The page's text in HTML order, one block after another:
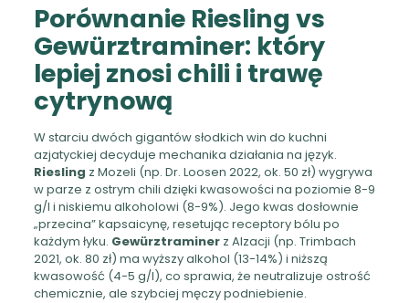
Porównanie Riesling vs
Gewürztraminer: który
lepiej znosi chili i trawę
cytrynową
W starciu dwóch gigantów słodkich win do kuchni
azjatyckiej decyduje mechanika działania na język.
Riesling z Mozeli (np. Dr. Loosen 2022, ok. 50 zł) wygrywa
w parze z ostrym chili dzięki kwasowości na poziomie 8-9
g/l i niskiemu alkoholowi (8-9%). Jego kwas dosłownie
„przecina” kapsaicynę, resetując receptory bólu po
każdym łyku. Gewürztraminerz Alzacji (np. Trimbach
2021, ok. 80 zł) ma wyższy alkohol (13-14%) i niższą
kwasowość (4-5 g/l), co sprawia, że neutralizuje ostrość
chemicznie, ale szybciej męczy podniebienie.